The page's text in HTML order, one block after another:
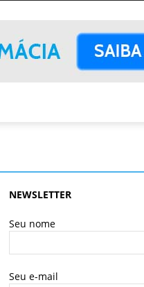
NEWSLETTER
Seu nome
Seu e-mail